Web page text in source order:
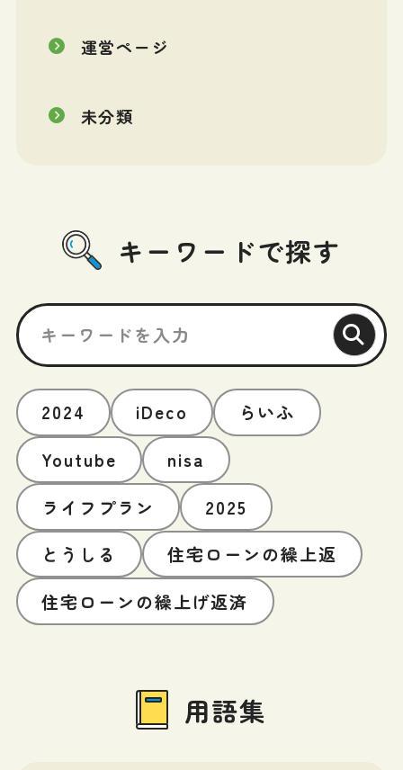
運営ページ
未分類
キーワードで探す
2024 iDeco
らいふ
Youtube
nisa
ライフプラン
2025
とうしる
住宅ローンの繰上返
住宅ローンの繰上げ返済
用語集